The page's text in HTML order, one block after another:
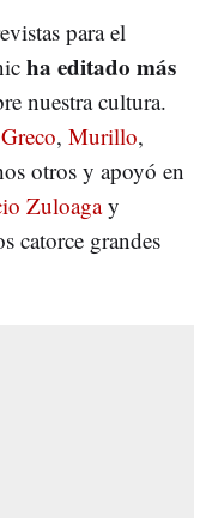
para el
ha editado más
nuestra cultura.
, Murillo,
otros y apoyó en
Zuloagay
catorce grandes